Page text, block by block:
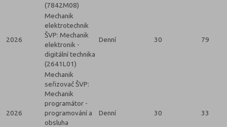
(7842M08)
2026
Mechanik
elektrotechnik
ŠVP: Mechanik
elektronik -
digitální technika
(2641L01)
Denní 30 79
2026
Mechanik
seřizovač ŠVP:
Mechanik
programátor -
programování a
obsluha
Denní 30 33